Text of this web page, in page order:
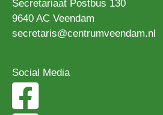
Secretariaat Postbus 130
9640 AC Veendam
secretaris@centrumveendam.nl
Social Media